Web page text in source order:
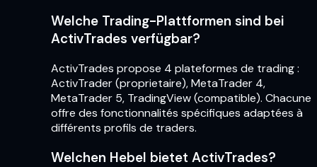
Welche Trading-Plattformen sind bei
ActivTrades verfügbar?
ActivTrades propose 4 plateformes de trading :
ActivTrader (proprietaire), MetaTrader 4,
MetaTrader 5, TradingView (compatible). Chacune
offre des fonctionnalités spécifiques adaptées à
différents profils de traders.
Welchen Hebel bietet ActivTrades?